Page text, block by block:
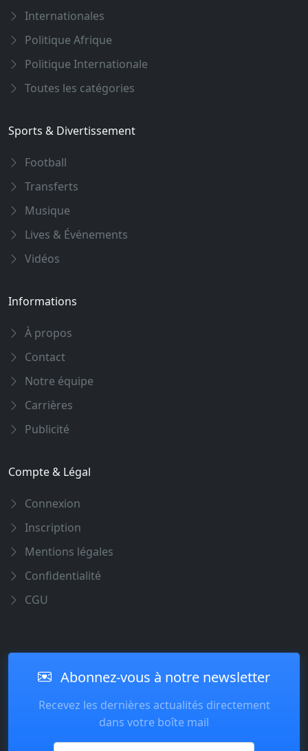
Internationales
Politique Afrique
Politique Internationale
Toutes les catégories
Sports & Divertissement
Football
Transferts
Musique
Lives & Événements
Vidéos
Informations
À propos
Contact
Notre équipe
Carrières
Publicité
Compte & Légal
Connexion
Inscription
Mentions légales
Confidentialité
CGU
Abonnez-vous à notre newsletter
Recevez les dernières actualités directement
dans votre boîte mail